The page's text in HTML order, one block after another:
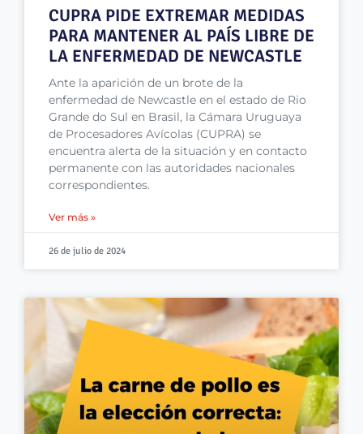
CUPRA PIDE EXTREMAR MEDIDAS
PARA MANTENER AL PAÍS LIBRE DE
LA ENFERMEDAD DE NEWCASTLE
Ante la aparición de un brote de la
enfermedad de Newcastle en el estado de Rio
Grande do Sul en Brasil, la Cámara Uruguaya
de Procesadores Avícolas (CUPRA) se
encuentra alerta de la situación y en contacto
permanente con las autoridades nacionales
correspondientes.
Ver más »
26 de julio de 2024